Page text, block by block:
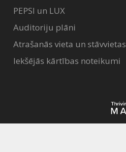
PEPSI un LUX
Auditoriju plāni
Atrašanās vieta un stāvvietas
Iekšējās kārtības noteikumi